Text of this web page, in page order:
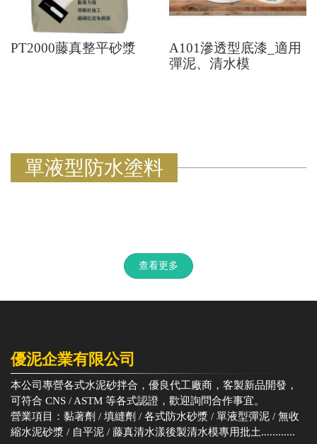
PT2000藤真整平砂漿
A101滲透型底漆_適用
彈泥、清水模
單液型防水塗料
查看更多
優泥企業有限公司
本公司專營各式水泥砂拌合，優良代工廠商，客製新品開發，
可符合 CNS / ASTM 等各式認證，歡迎詢問合作事宜。
營業項目：黏著劑 / 填縫劑 / 各式防水砂漿 / 單液型彈泥 / 無收
縮水泥砂漿 / 自平泥 / 藤真清水漾後製清水模專用批土............